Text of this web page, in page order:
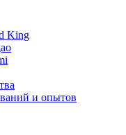
King
и опытов